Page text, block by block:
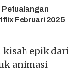
Petualangan
Februari 2025
epik dari
animasi